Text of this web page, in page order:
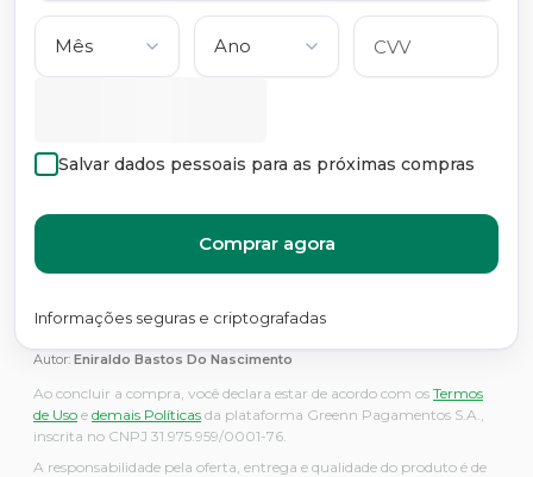
Salvar dados pessoais para as próximas compras
Comprar agora
Informações seguras e criptografadas
Autor: Eniraldo Bastos Do Nascimento
Ao concluir a compra, você declara estar de acordo com os Termos
de Uso e demais Políticas da plataforma Greenn Pagamentos S.A.,
inscrita no CNPJ 31.975.959/0001-76.
A responsabilidade pela oferta, entrega e qualidade do produto é de